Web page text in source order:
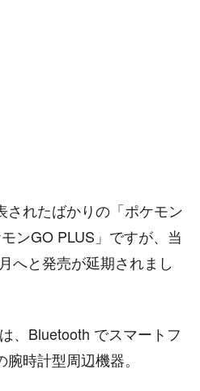
されたばかりの「ポケモン
ンGO PLUS」ですが、当
へと発売が延期されまし
、Bluetooth でスマートフ
時計型周辺機器。